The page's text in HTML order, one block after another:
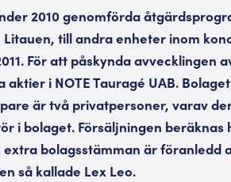
2010 genomförda
Litauen, till andra enheter inom
För att påskynda avvecklingen
aktier i NOTE Tauragé UAB.
är två privatpersoner, varav
i bolaget. Försäljningen beräknas
bolagsstämman är föranledd
så kallade Lex Leo.